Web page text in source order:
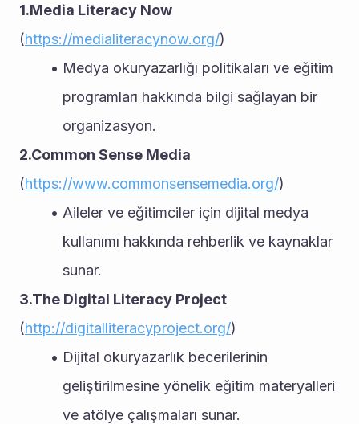
1.Media Literacy Now
(https://medialiteracynow.org/)
Medya okuryazarlığı politikaları ve eğitim
programları hakkında bilgi sağlayan bir
organizasyon.
2.Common Sense Media
(https://www.commonsensemedia.org/)
Aileler ve eğitimciler için dijital medya
kullanımı hakkında rehberlik ve kaynaklar
sunar.
3.The Digital Literacy Project
(http://digitalliteracyproject.org/)
Dijital okuryazarlık becerilerinin
geliştirilmesine yönelik eğitim materyalleri
ve atölye çalışmaları sunar.